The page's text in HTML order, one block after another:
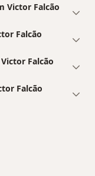
Victor Falcão
Falcão
Falcão
Falcão